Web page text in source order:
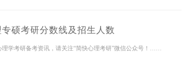
硕考研分数线及招生人数
理学考研备考资讯，请关注“简快心理考研”微信公众号！……